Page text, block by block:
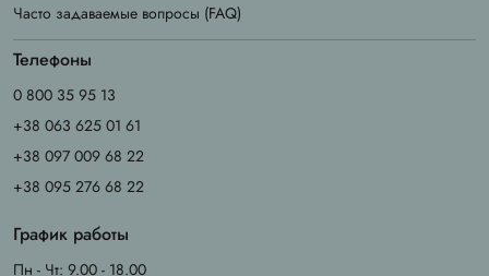
Часто задаваемые вопросы (FAQ)
Телефоны
0 800 35 95 13
+38 063 625 01 61
+38 097 009 68 22
+38 095 276 68 22
График работы
Пн - Чт: 9.00 - 18.00